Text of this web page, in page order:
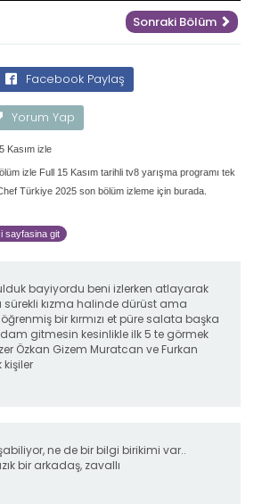
Sonraki Bölüm
Facebook Paylaş
Yorum Yap
Kasım izle
izle Full 15 Kasım tarihli tv8 yarışma programı tek
Türkiye 2025 son bölüm izleme için burada.
sayfasina git
bayiyordu beni izlerken atlayarak
sürekli kızma halinde dürüst ama
bir kırmızı et püre salata başka
gitmesin kesinlikle ilk 5 te görmek
Özkan Gizem Muratcan ve Furkan
ne de bir bilgi birikimi var..
bir arkadaş, zavallı